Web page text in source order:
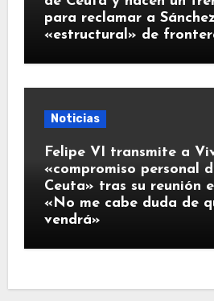
para reclamar a
«estructural» de
Noticias
Felipe VI transmite a
«compromiso personal
Ceuta» tras su reunión
«No me cabe duda de
vendrá»